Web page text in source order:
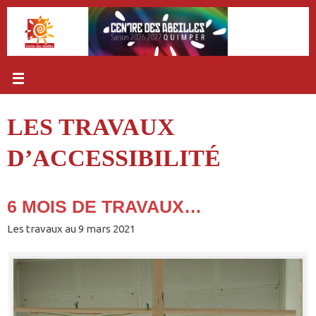
Passer
contenu
LES TRAVAUX
D’ACCESSIBILITÉ
6 MOIS DE TRAVAUX…
Les travaux au 9 mars 2021